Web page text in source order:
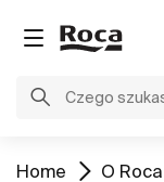
Home O Roca